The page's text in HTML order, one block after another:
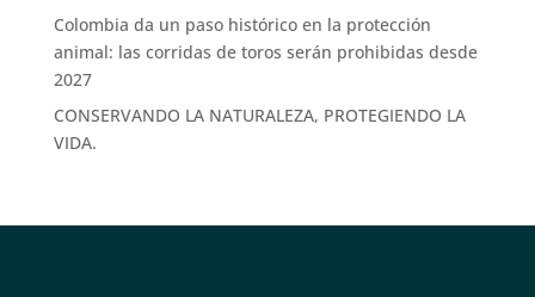
Colombia da un paso histórico en la protección
animal: las corridas de toros serán prohibidas desde
2027
CONSERVANDO LA NATURALEZA, PROTEGIENDO LA
VIDA.